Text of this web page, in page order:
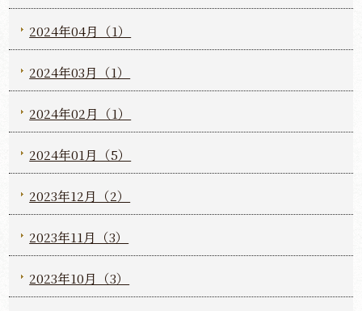
2024年04月（1）
2024年03月（1）
2024年02月（1）
2024年01月（5）
2023年12月（2）
2023年11月（3）
2023年10月（3）